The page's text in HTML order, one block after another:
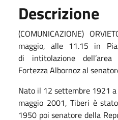
Descrizione
(COMUNICAZIONE)
maggio, alle 11.15 in
di intitolazione
Fortezza Albornoz al
Nato il 12 settembre 1921
maggio 2001, Tiberi è
1950 poi senatore della